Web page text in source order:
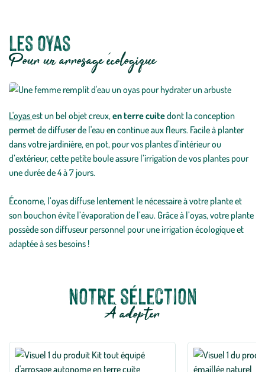
Les oyas
Pour un arrosage écologique
L'oyasest un bel objet creux,en terre cuitedont la conception
permet de diffuser de l'eau en continue aux fleurs. Facile à planter
dans votre jardinière, en pot, pour vos plantes d’intérieur ou
d’extérieur, cette petite boule assure l’irrigation de vos plantes pour
une durée de 4 à 7 jours.
Économe, l’oyas diffuse lentement le nécessaire à votre plante et
son bouchon évite l’évaporation de l’eau. Grâce à l’oyas, votre plante
possède son diffuseur personnel pour une irrigation écologique et
adaptée à ses besoins !
Notre sélection
À adopter